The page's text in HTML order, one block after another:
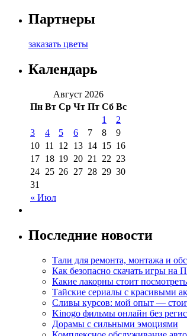
Партнеры
заказать цветы
Календарь
Август 2026
Пн Вт Ср Чт Пт Сб Вс
« Июл
1
2
3
4 5 6 7 8
9
10 11 12 13 14 15 16
17 18 19 20 21 22 23
24 25 26 27 28 29 30
31
Последние новости
Тали для ремонта, монтажа и
Как безопасно скачать игры на
Какие лакорны стоит
Тайские сериалы с красивыми
Сливы курсов: мой опыт —
Kinogo фильмы онлайн без
Дорамы с сильными эмоциями